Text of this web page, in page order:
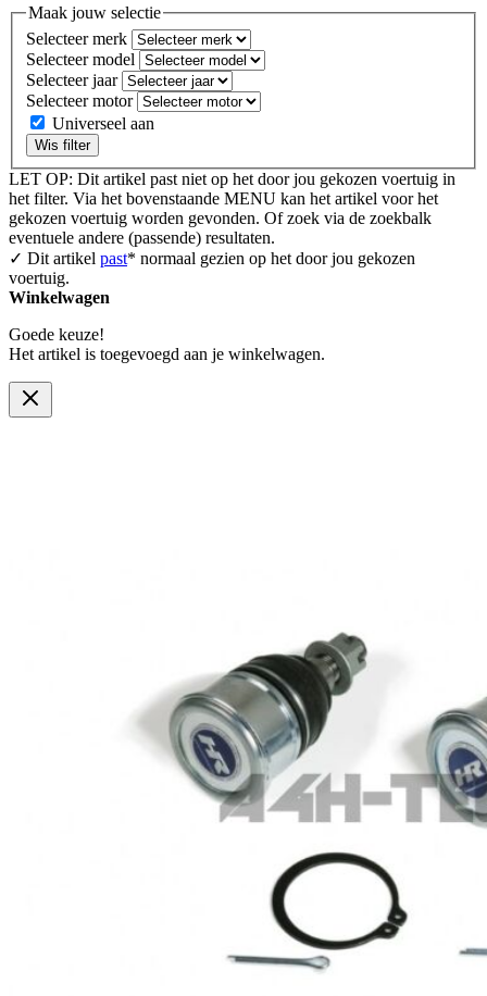
Maak jouw selectie
Selecteer merk
Selecteer model
Selecteer jaar
Selecteer motor
Universeel aan
Wis filter
LET OP: Dit artikel past niet op het door jou gekozen voertuig in
het filter. Via het bovenstaande MENU kan het artikel voor het
gekozen voertuig worden gevonden. Of zoek via de zoekbalk
eventuele andere (passende) resultaten.
✓ Dit artikel past* normaal gezien op het door jou gekozen
voertuig.
Winkelwagen
Goede keuze!
Het artikel is toegevoegd aan je winkelwagen.